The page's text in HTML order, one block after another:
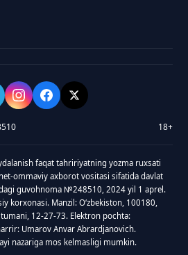
18+
faqat tahririyatning yozma ruxsati
ommaviy axborot vositasi sifatida davlat
guvohnoma №248510, 2024 yil 1 aprel.
korxonasi. Manzil: Oʻzbekiston, 100180,
12-27-73. Elektron pochta:
Umarov Anvar Abrardjanovich.
nazariga mos kelmasligi mumkin.